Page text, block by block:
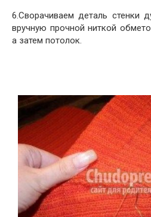
6.Сворачиваем деталь стенки
вручную прочной ниткой
а затем потолок.